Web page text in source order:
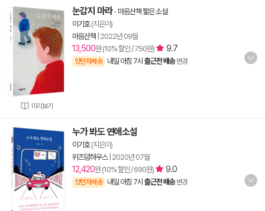
미리보기
눈감지 마라- 마음산책 짧은 소설
이기호(지은이)
마음산책 2022년 09월
13,500원 (10% 할인 / 750원) 9.7
양탄자배송 내일 아침 7시 출근전 배송 변경
누가 봐도 연애소설
이기호(지은이)
위즈덤하우스| 2020년 07월
12,420원 (10% 할인 / 690원) 9.0
양탄자배송 내일 아침 7시 출근전 배송 변경